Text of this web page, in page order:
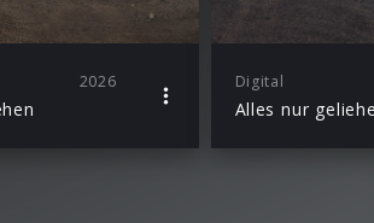
2026 Digital
Alles nur